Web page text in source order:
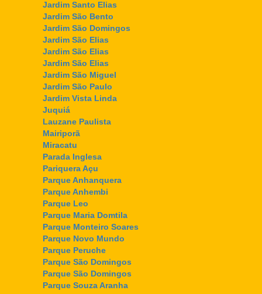
Jardim Santo Elias
Jardim São Bento
Jardim São Domingos
Jardim São Elias
Jardim São Elias
Jardim São Elias
Jardim São Miguel
Jardim São Paulo
Jardim Vista Linda
Juquiá
Lauzane Paulista
Mairiporã
Miracatu
Parada Inglesa
Pariquera Açu
Parque Anhanquera
Parque Anhembi
Parque Leo
Parque Maria Domtila
Parque Monteiro Soares
Parque Novo Mundo
Parque Peruche
Parque São Domingos
Parque São Domingos
Parque Souza Aranha